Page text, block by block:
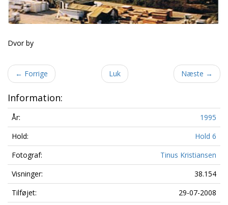
Dvor by
← Forrige Luk Næste →
Information:
År:
1995
Hold:
Hold 6
Fotograf:
Tinus Kristiansen
Visninger:
38.154
Tilføjet:
29-07-2008